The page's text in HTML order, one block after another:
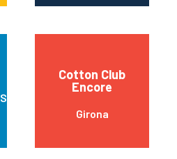
San Roque
Cotton Club
Encore
Girona